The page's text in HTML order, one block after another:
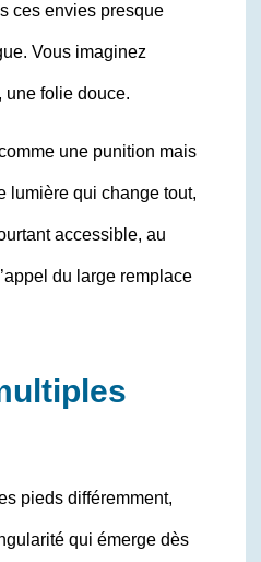
ces envies presque
Vous imaginez
une folie douce.
une punition mais
lumière qui change tout,
accessible, au
du large remplace
pieds différemment,
qui émerge dès